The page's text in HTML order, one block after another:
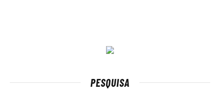
PESQUISA